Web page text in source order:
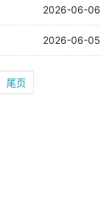
2026-06-06
2026-06-05
尾页